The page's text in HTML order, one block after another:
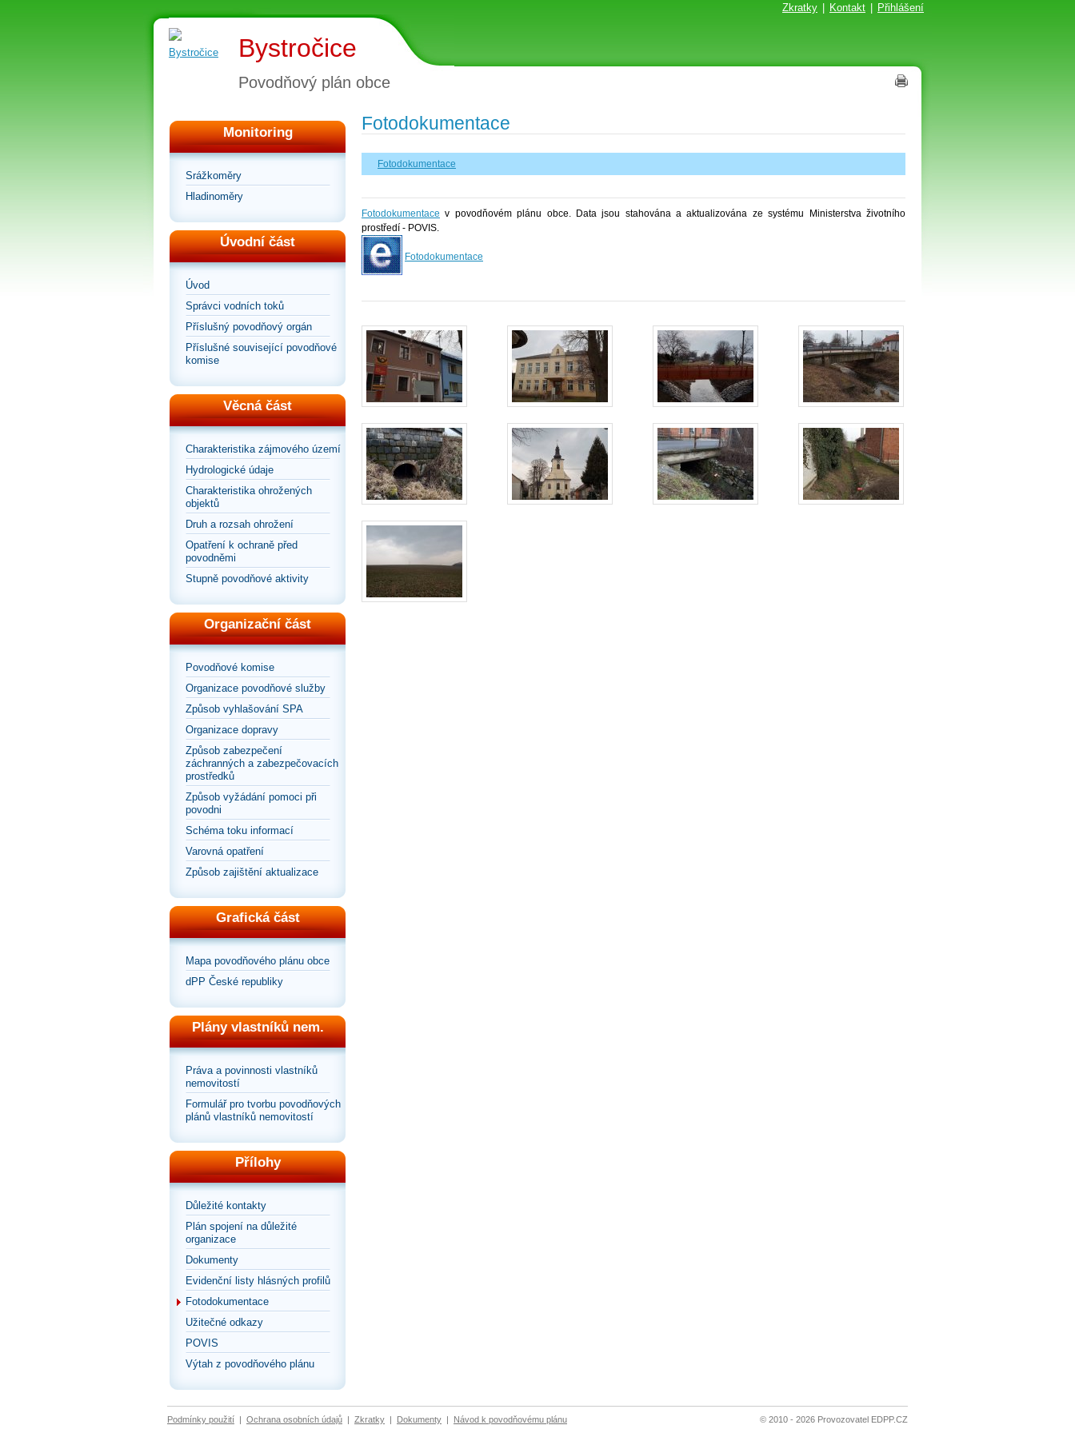
Zkratky Kontakt Přihlášení
Bystročice
Povodňový plán obce
Monitoring
Srážkoměry
Hladinoměry
Úvodní část
Úvod
Správci vodních toků
Příslušný povodňový orgán
Příslušné související povodňové
komise
Věcná část
Charakteristika zájmového území
Hydrologické údaje
Charakteristika ohrožených
objektů
Druh a rozsah ohrožení
Opatření k ochraně před
povodněmi
Stupně povodňové aktivity
Organizační část
Povodňové komise
Organizace povodňové služby
Způsob vyhlašování SPA
Organizace dopravy
Způsob zabezpečení
záchranných a zabezpečovacích
prostředků
Způsob vyžádání pomoci při
povodni
Schéma toku informací
Varovná opatření
Způsob zajištění aktualizace
Grafická část
Mapa povodňového plánu obce
dPP České republiky
Plány vlastníků nem.
Práva a povinnosti vlastníků
nemovitostí
Formulář pro tvorbu povodňových
plánů vlastníků nemovitostí
Přílohy
Důležité kontakty
Plán spojení na důležité
organizace
Dokumenty
Evidenční listy hlásných profilů
Fotodokumentace
Užitečné odkazy
POVIS
Výtah z povodňového plánu
Fotodokumentace
Fotodokumentace
Fotodokumentace v povodňovém plánu obce. Data jsou stahována a aktualizována ze systému Ministerstva životního
prostředí - POVIS.
Fotodokumentace
Podmínky použití | Ochrana osobních údajů | Zkratky | Dokumenty | Návod k povodňovému plánu © 2010 - 2026 Provozovatel EDPP.CZ